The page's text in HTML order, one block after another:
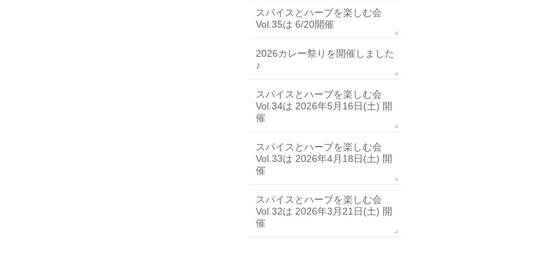
スパイスとハーブを楽しむ会
Vol.35は 6/20開催
2026カレー祭りを開催しました
♪
スパイスとハーブを楽しむ会
Vol.34は 2026年5月16日(土) 開
催
スパイスとハーブを楽しむ会
Vol.33は 2026年4月18日(土) 開
催
スパイスとハーブを楽しむ会
Vol.32は 2026年3月21日(土) 開
催